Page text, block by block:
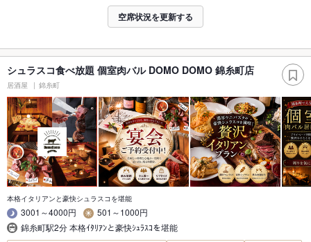
空席状況を更新する
シュラスコ食べ放題 個室肉バル DOMO DOMO 錦糸町店
居酒屋 錦糸町
本格イタリアンと豪快シュラスコを堪能
3001～4000円
501～1000円
錦糸町駅2分 本格ｲﾀﾘｱﾝと豪快ｼｭﾗｽｺを堪能